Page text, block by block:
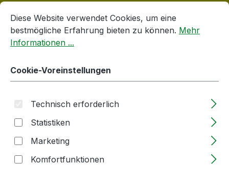
Produktgalerie überspringen
Verschlüsse
Twist-off Verschluss | 66mm | weiß
Cookie-Voreinstellungen
Diese Website verwendet Cookies, um eine bestmögliche
Diese Website verwendet Cookies, um eine
bestmögliche Erfahrung bieten zu können. Mehr
Informationen ...
Cookie-Voreinstellungen
Technisch erforderlich
Statistiken
Marketing
Komfortfunktionen